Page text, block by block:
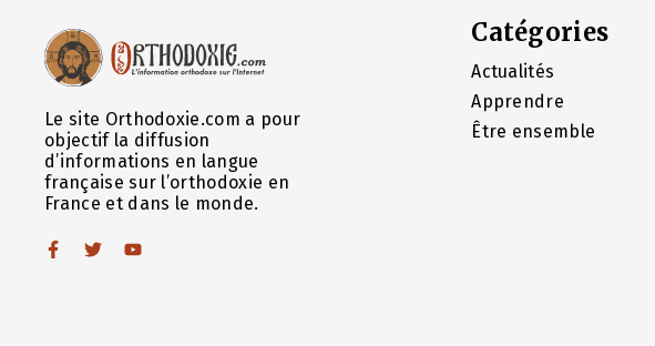
Le site Orthodoxie.com a pour
objectif la diffusion
d’informations en langue
française sur l’orthodoxie en
France et dans le monde.
Catégories
Actualités
Apprendre
Être ensemble